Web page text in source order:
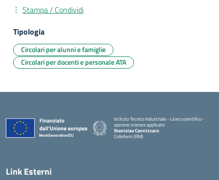
Stampa / Condividi
Tipologia
Circolari per alunni e famiglie
Circolari per docenti e personale ATA
Istituto Tecnico Industriale - Liceo scientifico -
opzione scienze applicate
Stanislao Cannizzaro
Colleferro (RM)
Link Esterni